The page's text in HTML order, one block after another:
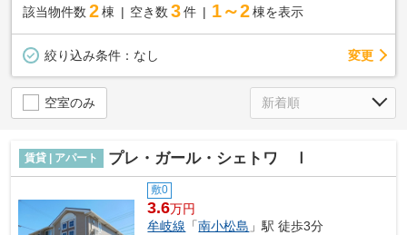
該当物件数 2棟 空き数 3 件 1～2 棟を表示
絞り込み条件： なし 変更
空室のみ
賃貸 | アパート プレ・ガール・シェトワ Ⅰ
敷0
3.6万円
牟岐線 「南小松島 」駅 徒歩3分